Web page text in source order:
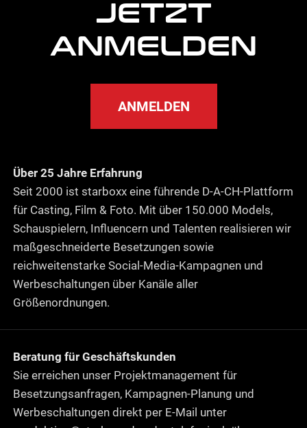
JETZT
ANMELDEN
ANMELDEN
Über 25 Jahre Erfahrung
Seit 2000 ist starboxx eine führende D-A-CH-Plattform
für Casting, Film & Foto. Mit über 150.000 Models,
Schauspielern, Influencern und Talenten realisieren wir
maßgeschneiderte Besetzungen sowie
reichweitenstarke Social-Media-Kampagnen und
Werbeschaltungen über Kanäle aller
Größenordnungen.
Beratung für Geschäftskunden
Sie erreichen unser Projektmanagement für
Besetzungsanfragen, Kampagnen-Planung und
Werbeschaltungen direkt per E-Mail unter